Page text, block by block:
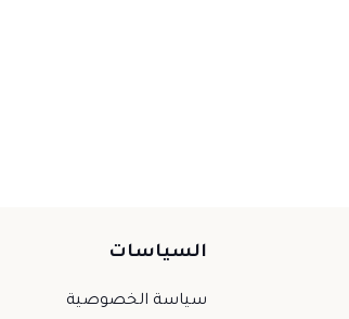
السياسات
سياسة الخصوصية